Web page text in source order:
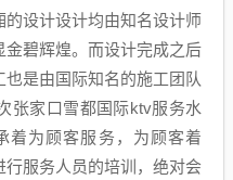
设计设计均由知名设计师
碧辉煌。而设计完成之后
是由国际知名的施工团队
张家口雪都国际ktv服务水
着为顾客服务，为顾客着
服务人员的培训，绝对会